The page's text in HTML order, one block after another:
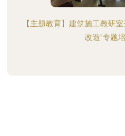
【主题教育】建筑施工教研
改造”专题